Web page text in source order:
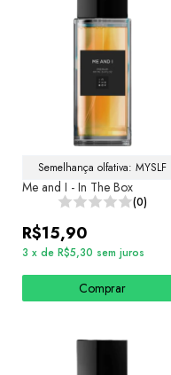
Semelhança olfativa: MYSLF
Me and I - In The Box
(0)
R$15,90
3 x de R$5,30 sem juros
Comprar